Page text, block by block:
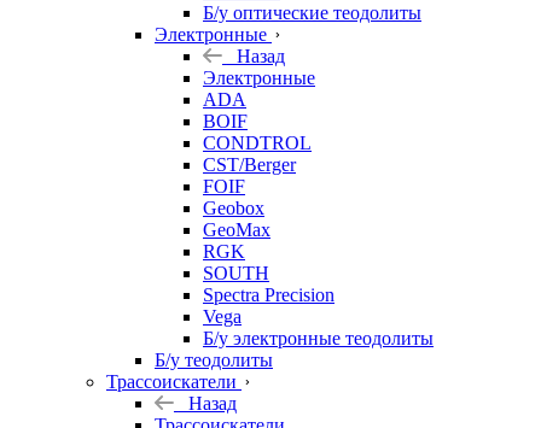
Б/у оптические теодолиты
Электронные
Назад
Электронные
ADA
BOIF
CONDTROL
CST/Berger
FOIF
Geobox
GeoMax
RGK
SOUTH
Spectra Precision
Vega
Б/у электронные теодолиты
Б/у теодолиты
Трассоискатели
Назад